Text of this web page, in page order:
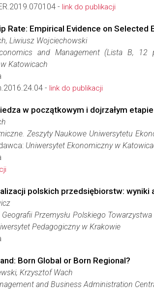
- link do publikacji
Rate: Empirical Evidence on
Liwiusz Wojciechowski
and Management (Lista B, 12
Katowicach
- link do publikacji
w początkowym i dojrzałym
Zeszyty Naukowe Uniwersytetu
Uniwersytet Ekonomiczny w
polskich przedsiębiorstw: wyniki
Przemysłu Polskiego
Pedagogiczny w Krakowie
Born Global or Born Regional?
Krzysztof Wach
and Business Administration